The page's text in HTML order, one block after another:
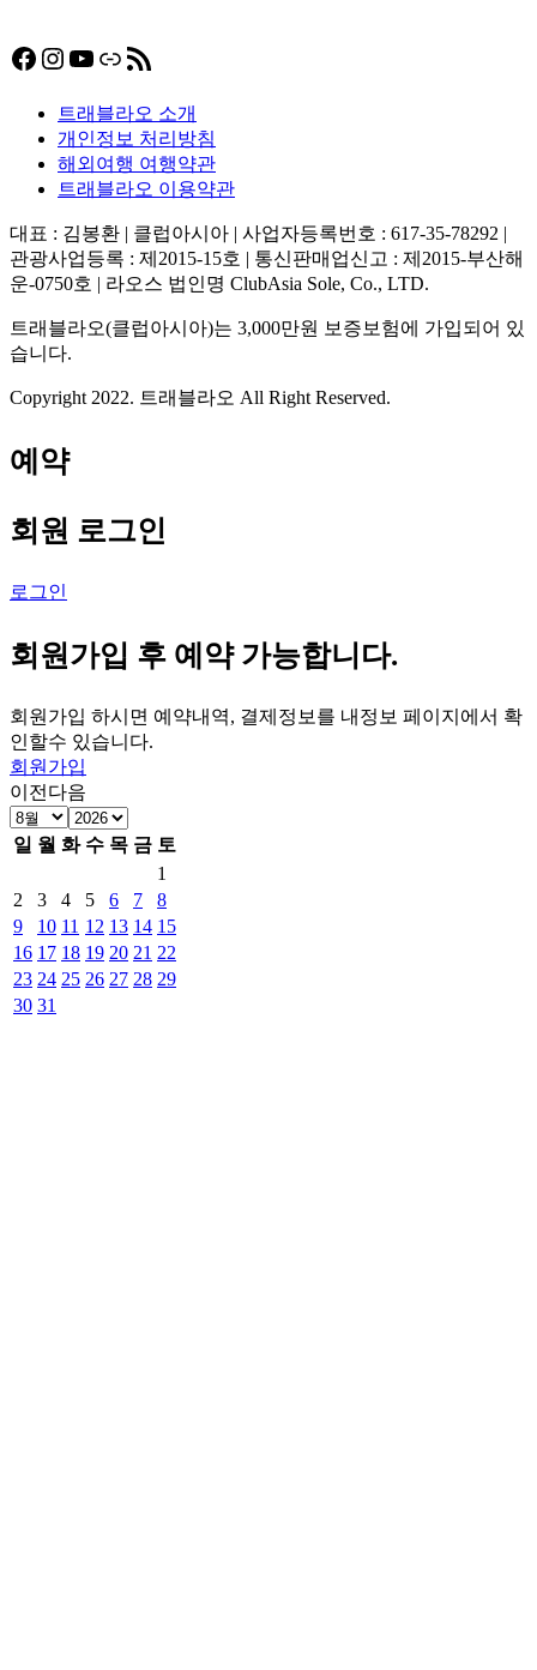
Facebook
Instagram
YouTube
링크RSS 피드
트래블라오 소개
개인정보 처리방침
해외여행 여행약관
트래블라오 이용약관
대표 : 김봉환 | 클럽아시아 | 사업자등록번호 : 617-35-78292 |
관광사업등록 : 제2015-15호 | 통신판매업신고 : 제2015-부산해
운-0750호 | 라오스 법인명 ClubAsia Sole, Co., LTD.
트래블라오(클럽아시아)는 3,000만원 보증보험에 가입되어 있
습니다.
Copyright 2022. 트래블라오 All Right Reserved.
예약
회원 로그인
로그인
회원가입 후 예약 가능합니다.
회원가입 하시면 예약내역, 결제정보를 내정보 페이지에서 확
인할수 있습니다.
회원가입
이전 다음
일 월 화 수 목 금 토
1
2
3 4 5 6 7
8
9
10 11 12 13 14 15
16 17 18 19 20 21 22
23 24 25 26 27 28 29
30 31